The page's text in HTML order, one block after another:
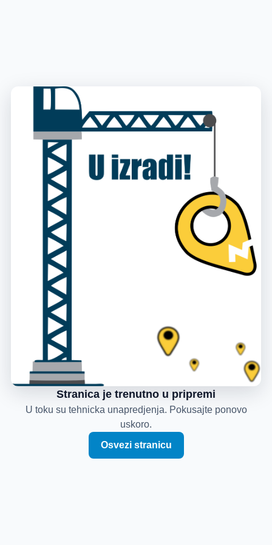
Stranica je trenutno u pripremi
U toku su tehnicka unapredjenja. Pokusajte ponovo
uskoro.
Osvezi stranicu